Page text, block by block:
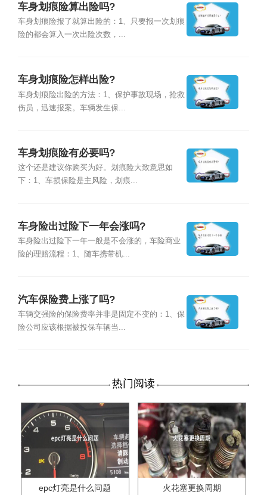
车身划痕险算出险吗?
车身划痕险报了就算出险的：1、只要报一次划痕
险的都会算入一次出险次数，...
车身划痕险怎样出险?
车身划痕险出险的方法：1、保护事故现场，抢救
伤员，迅速报案。车辆发生保...
车身划痕险有必要吗?
这个还是建议你购买为好。划痕险大致意思如
下：1、车损保险是主风险，划痕...
车身险出过险下一年会涨吗?
车身险出过险下一年一般是不会涨的，车险商业
险的理赔流程：1、随车携带机...
汽车保险费上涨了吗?
车辆交强险的保险费率并非是固定不变的：1、保
险公司应该根据被投保车辆当...
热门阅读
epc灯亮是什么问题 火花塞更换周期